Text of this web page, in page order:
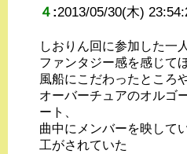
４ :2013/05/30(木)
しおりん回に参加した一
ファンタジー感を感じて
風船にこだわったところや
オーバーチュアのオルゴ
ート、
曲中にメンバーを映して
工がされていた